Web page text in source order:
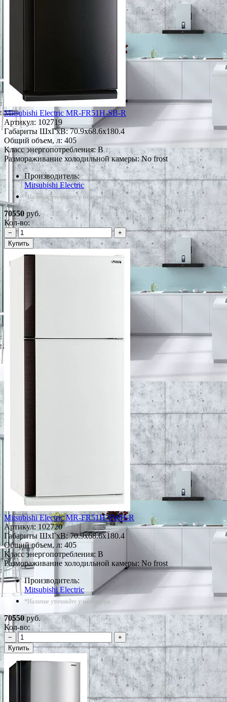
Mitsubishi Electric MR-FR51H-SB-R
Артикул: 102719
Габариты ШxГxВ: 70.9x68.6x180.4
Общий объем, л: 405
Класс энергопотребления: B
Размораживание холодильной камеры: No frost
Производитель:
Mitsubishi Electric
*Наличие уточняйте у менеджера
70550руб.
Кол-во:
−
+
Купить
Mitsubishi Electric MR-FR51H-SWH-R
Артикул: 102720
Габариты ШxГxВ: 70.9x68.6x180.4
Общий объем, л: 405
Класс энергопотребления: B
Размораживание холодильной камеры: No frost
Производитель:
Mitsubishi Electric
*Наличие уточняйте у менеджера
70550руб.
Кол-во:
−
+
Купить